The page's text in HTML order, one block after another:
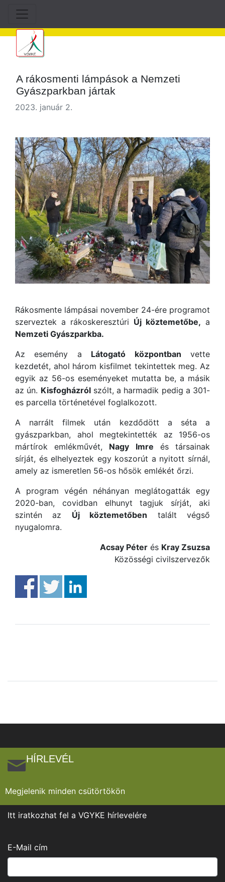
A rákosmenti lámpások a Nemzeti
Gyászparkban jártak
2023. január 2.
Rákosmente lámpásai november 24-ére programot
szerveztek a rákoskeresztúri Új köztemetőbe, a
Nemzeti Gyászparkba.
Az esemény a Látogató központban vette
kezdetét, ahol három kisfilmet tekintettek meg. Az
egyik az 56-os eseményeket mutatta be, a másik
az ún. Kisfogházrólszólt, a harmadik pedig a 301-
es parcella történetével foglalkozott.
A narrált filmek után kezdődött a séta a
gyászparkban, ahol megtekintették az 1956-os
mártírok emlékművét, Nagy Imre és társainak
sírját, és elhelyeztek egy koszorút a nyitott sírnál,
amely az ismeretlen 56-os hősök emlékét őrzi.
A program végén néhányan meglátogatták egy
2020-ban, covidban elhunyt tagjuk sírját, aki
szintén az Új köztemetőben talált végső
nyugalomra.
Acsay Péter és Kray Zsuzsa
Közösségi civilszervezők
HÍRLEVÉL
Megjelenik minden csütörtökön
Itt iratkozhat fel a VGYKE hírlevelére
E-Mail cím